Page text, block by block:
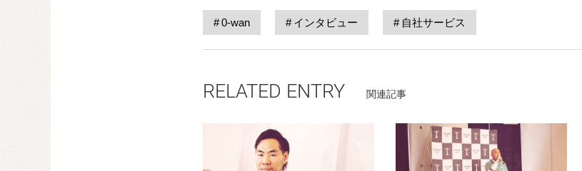
0-wan インタビュー 自社サービス
RELATED ENTRY 関連記事